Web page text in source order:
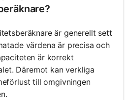
är generellt sett
värdena är precisa och
är korrekt
Däremot kan verkliga
till omgivningen